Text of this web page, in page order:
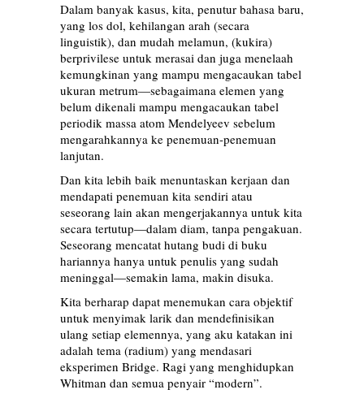
Dalam banyak kasus, kita, penutur bahasa baru,
yang los dol, kehilangan arah (secara
linguistik), dan mudah melamun, (kukira)
berprivilese untuk merasai dan juga menelaah
kemungkinan yang mampu mengacaukan tabel
ukuran metrum—sebagaimana elemen yang
belum dikenali mampu mengacaukan tabel
periodik massa atom Mendelyeev sebelum
mengarahkannya ke penemuan-penemuan
lanjutan.
Dan kita lebih baik menuntaskan kerjaan dan
mendapati penemuan kita sendiri atau
seseorang lain akan mengerjakannya untuk kita
secara tertutup—dalam diam, tanpa pengakuan.
Seseorang mencatat hutang budi di buku
hariannya hanya untuk penulis yang sudah
meninggal—semakin lama, makin disuka.
Kita berharap dapat menemukan cara objektif
untuk menyimak larik dan mendefinisikan
ulang setiap elemennya, yang aku katakan ini
adalah tema (radium) yang mendasari
eksperimen Bridge. Ragi yang menghidupkan
Whitman dan semua penyair “modern”.